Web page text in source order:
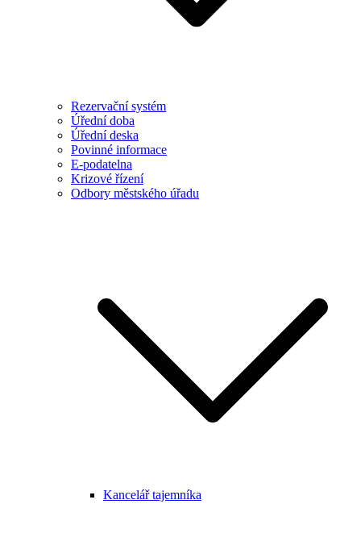
Rezervační systém
Úřední doba
Úřední deska
Povinné informace
E-podatelna
Krizové řízení
Odbory městského úřadu
Kancelář tajemníka